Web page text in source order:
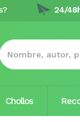
24/
Chollos